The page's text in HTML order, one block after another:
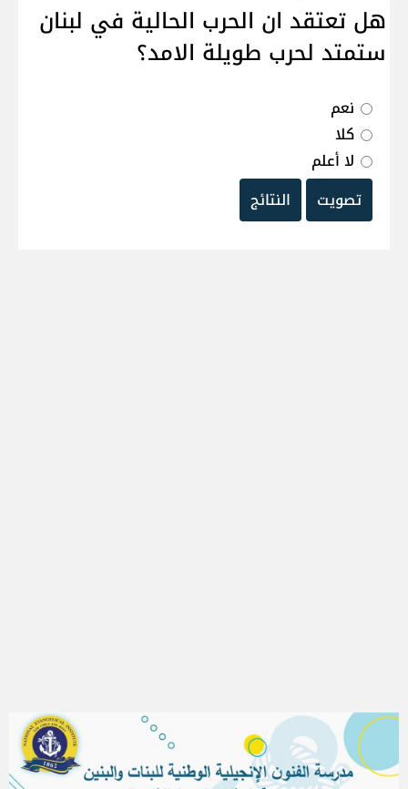
هل تعتقد ان الحرب الحالية في لبنان
ستمتد لحرب طويلة الامد؟
نعم
كلا
لا أعلم
تصويت
النتائج